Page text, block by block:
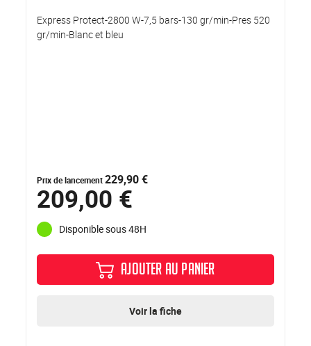
Express Protect-2800 W-7,5 bars-130 gr/min-Pres 520
gr/min-Blanc et bleu
Prix de lancement229,90 €
209,00 €
Disponible sous 48H
AJOUTER AU PANIER
Voir la fiche